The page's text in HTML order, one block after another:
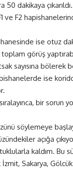
50 dakikaya çıkarıldı.
ve F2
ise otuz
görüş
sayısına bölerek
ise
bir sorun
söylemeye
açığa
kaldım. Bu
Sakarya,